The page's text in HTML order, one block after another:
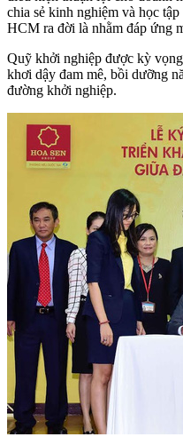
chia sẻ kinh nghiệm và học
HCM ra đời là nhằm đáp ứng
Quỹ khởi nghiệp được kỳ
khơi dậy đam mê, bồi dưỡng
đường khởi nghiệp.